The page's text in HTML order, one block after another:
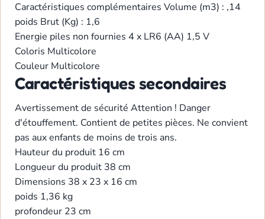
Caractéristiques complémentaires Volume (m3) : ,14
poids Brut (Kg) : 1,6
Energie piles non fournies 4 x LR6 (AA) 1,5 V
Coloris Multicolore
Couleur Multicolore
Caractéristiques secondaires
Avertissement de sécurité Attention ! Danger
d'étouffement. Contient de petites pièces. Ne convient
pas aux enfants de moins de trois ans.
Hauteur du produit 16 cm
Longueur du produit 38 cm
Dimensions 38 x 23 x 16 cm
poids 1,36 kg
profondeur 23 cm